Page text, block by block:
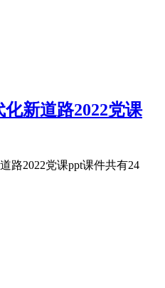
新道路2022党课
路2022党课ppt课件共有24